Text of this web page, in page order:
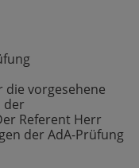
die vorgesehene
der
Referent Herr
der AdA-Prüfung